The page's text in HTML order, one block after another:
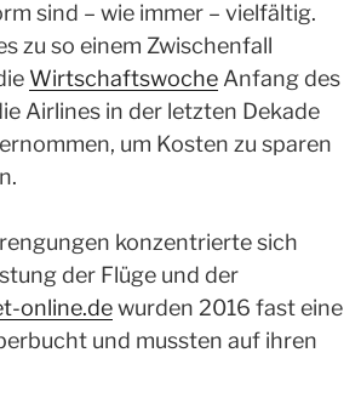
sind – wie immer – vielfältig.
zu so einem Zwischenfall
Wirtschaftswoche Anfang des
Airlines in der letzten Dekade
um Kosten zu sparen
konzentrierte sich
der Flüge und der
online.dewurden 2016 fast eine
und mussten auf ihren